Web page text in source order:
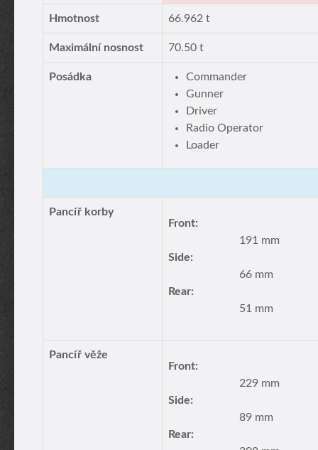
Hmotnost 66.962 t
Maximální nosnost 70.50 t
Posádka
Commander
Gunner
Driver
Radio Operator
Loader
Pancíř korby
Front:
191 mm
Side:
66 mm
Rear:
51 mm
Pancíř věže
Front:
229 mm
Side:
89 mm
Rear: